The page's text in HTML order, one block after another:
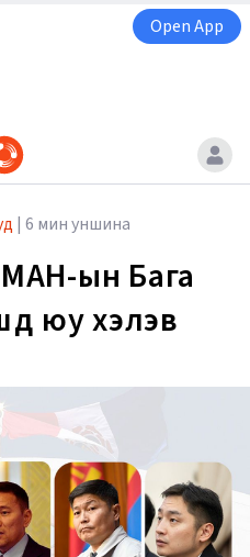
Open App
| 6 мин уншина
ын Бага
юу хэлэв